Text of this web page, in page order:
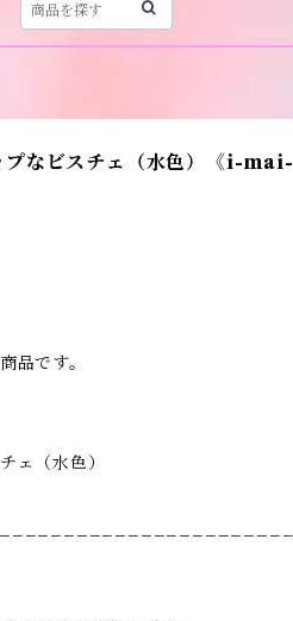
プなビスチェ（水色）《i-mai-
品です。
ェ（水色）